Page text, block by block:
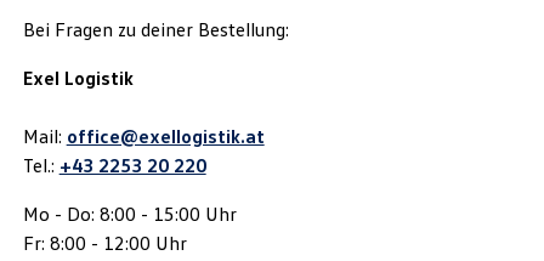
Bei Fragen zu deiner Bestellung:
Exel Logistik
Mail: office@exellogistik.at
Tel.: +43 2253 20 220
Mo - Do: 8:00 - 15:00 Uhr
Fr: 8:00 - 12:00 Uhr